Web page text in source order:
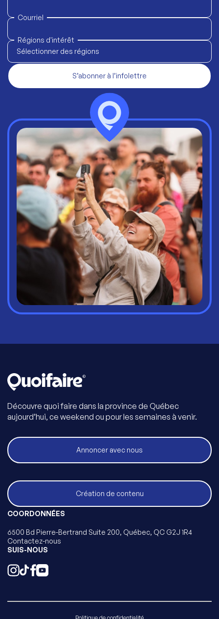
Courriel
Régions d'intérêt
Sélectionner des régions
S’abonner à l’infolettre
Découvre quoi faire dans la province de Québec
aujourd’hui, ce weekend ou pour les semaines à venir.
Annoncer avec nous
Création de contenu
COORDONNÉES
6500 Bd Pierre-Bertrand Suite 200, Québec, QC G2J 1R4
Contactez-nous
SUIS-NOUS